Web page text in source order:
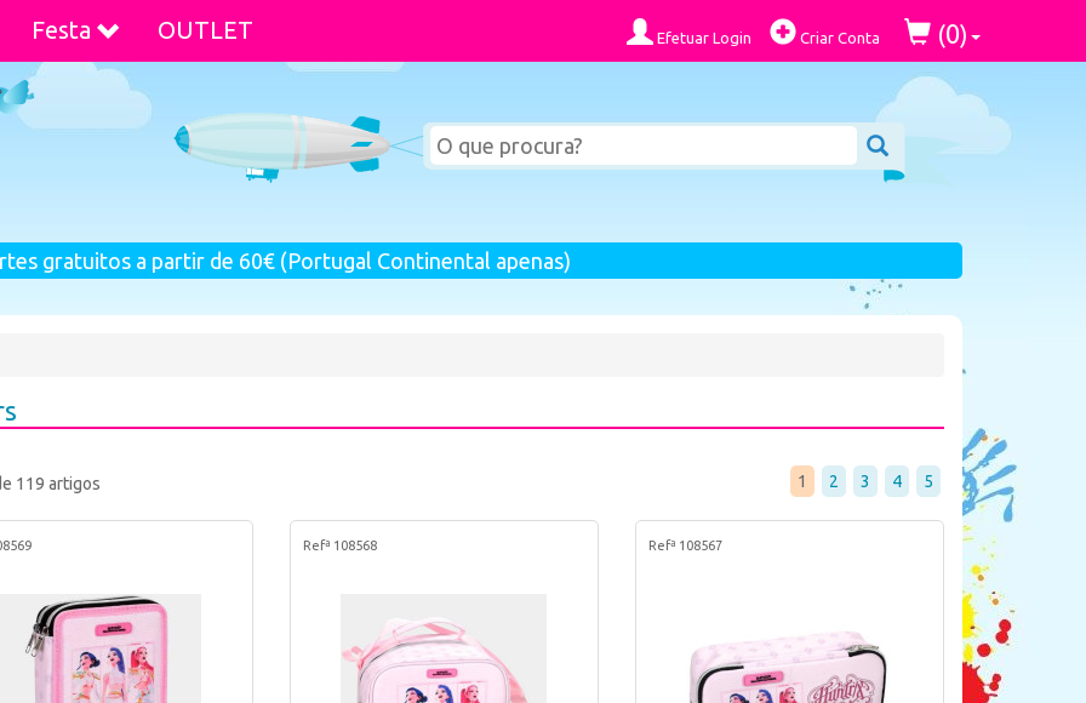
Festa OUTLET Efetuar Login Criar Conta (0)
gratuitos a partir de 60€ (Portugal Continental apenas)
119 artigos 1 2 3 4 5
Refª 108568 Refª 108567